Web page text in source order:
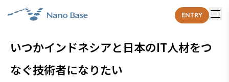
ENTRY
いつかインドネシアと日本のIT人材をつ
なぐ技術者になりたい